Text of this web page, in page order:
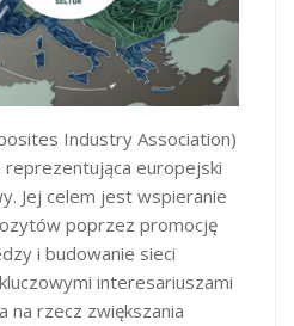
Industry Association)
europejski
Jej celem jest wspieranie
poprzez promocję
i budowanie sieci
interesariuszami
na rzecz zwiększania